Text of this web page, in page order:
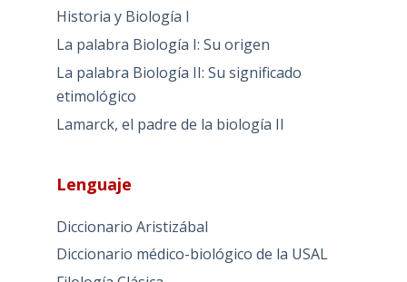
Historia y Biología I
La palabra Biología I: Su origen
La palabra Biología II: Su significado
etimológico
Lamarck, el padre de la biología II
Lenguaje
Diccionario Aristizábal
Diccionario médico-biológico de la USAL